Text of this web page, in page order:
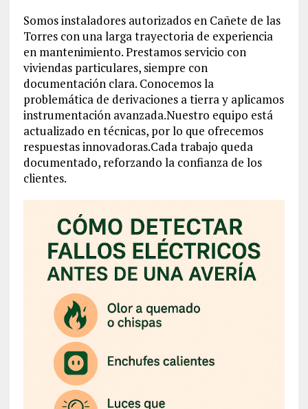
Somos instaladores autorizados en Cañete de las
Torres con una larga trayectoria de experiencia
en mantenimiento. Prestamos servicio con
viviendas particulares, siempre con
documentación clara. Conocemos la
problemática de derivaciones a tierra y aplicamos
instrumentación avanzada.Nuestro equipo está
actualizado en técnicas, por lo que ofrecemos
respuestas innovadoras.Cada trabajo queda
documentado, reforzando la confianza de los
clientes.